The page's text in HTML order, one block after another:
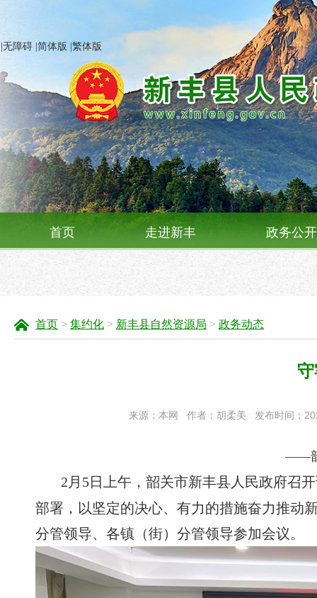
无障碍 简体版 繁体版
首页 走进新丰 政务公开
首页 > 集约化 > 新丰县自然资源局 > 政务动态
来源：本网 作者：胡柔美 发布时间：
——韶
2月5日上午，韶关市新丰县人民政府召
部署，以坚定的决心、有力的措施奋力推动
分管领导、各镇（街）分管领导参加会议。